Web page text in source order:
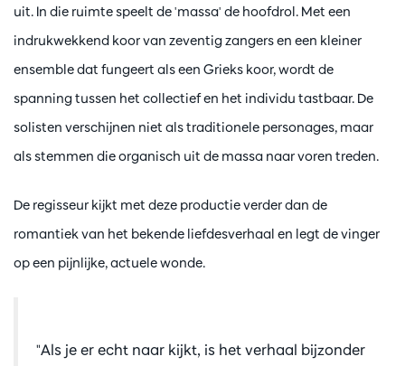
uit. In die ruimte speelt de 'massa' de hoofdrol. Met een
indrukwekkend koor van zeventig zangers en een kleiner
ensemble dat fungeert als een Grieks koor, wordt de
spanning tussen het collectief en het individu tastbaar. De
solisten verschijnen niet als traditionele personages, maar
als stemmen die organisch uit de massa naar voren treden.
De regisseur kijkt met deze productie verder dan de
romantiek van het bekende liefdesverhaal en legt de vinger
op een pijnlijke, actuele wonde.
"Als je er echt naar kijkt, is het verhaal bijzonder